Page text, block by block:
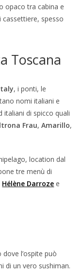
opaco tra cabina e
cassettiere, spesso
Toscana
, i ponti, le
nomi italiani e
italiani di spicco quali
Frau,Amarillo,
location dal
tre menù di
Hélène Darroze e
l’ospite può
di un vero sushiman.